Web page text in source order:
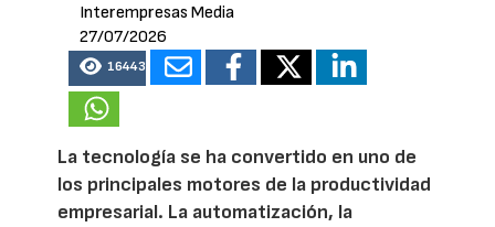
Interempresas Media
27/07/2026
16443
La tecnología se ha convertido en uno de
los principales motores de la productividad
empresarial. La automatización, la